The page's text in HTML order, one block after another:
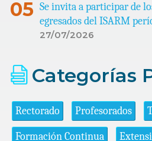
Se invita a participar de
egresados del ISARM
27/07/2026
Categorías
Rectorado Profesorados
Formación Continua